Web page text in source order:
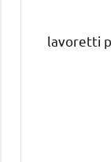
lavoretti